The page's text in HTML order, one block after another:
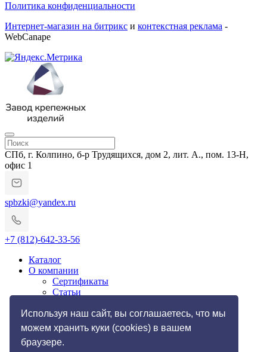
Используя наш сайт, вы соглашаетесь, что мы
можем хранить куки (cookies) в вашем
браузере.
Политика конфиденциальности
Интернет-магазин на битрикс и контекстная реклама -
WebCanape
СПб, г. Колпино, б-р Трудящихся, дом 2, лит. А., пом. 13-Н,
офис 1
spbzki@yandex.ru
+7 (812)-642-33-56
Каталог
О компании
Сертификаты
Статьи
Импортозамещение
Услуги
Резьбонакатные работы
Токарные работы по металлу